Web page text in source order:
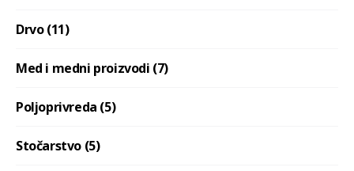
Drvo (11)
Med i medni proizvodi (7)
Poljoprivreda (5)
Stočarstvo (5)